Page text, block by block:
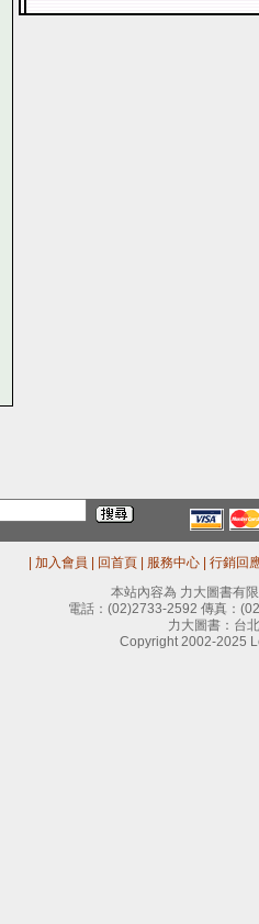
加入會員 回首頁 服務中心
行銷回
本站內容為 力大圖書有
電話： (02)2733-2592 傳真：
力大圖書：台
Copyright 2002-2025